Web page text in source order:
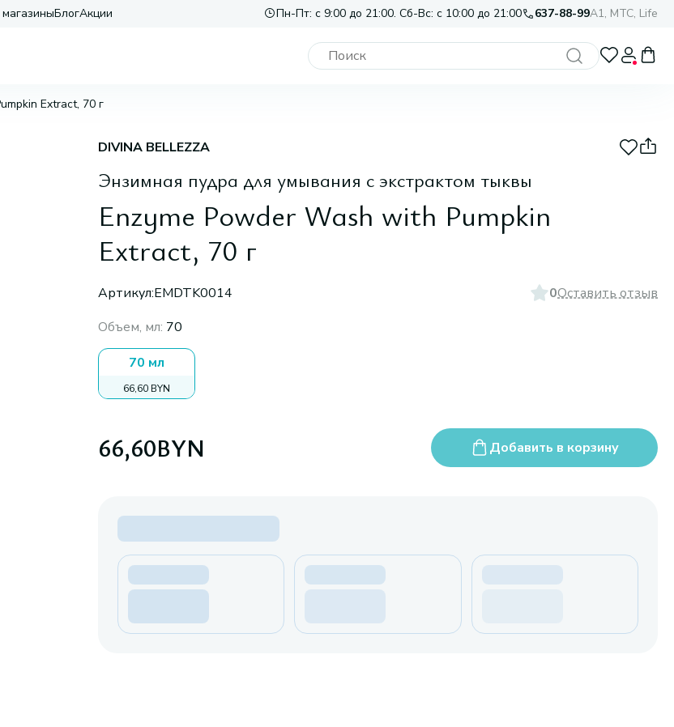
БлогАкции Пн-Пт: с 9:00 до 21:00. Сб-Вс: с 10:00 до 21:00 637-88-99A1, МТС, Life
Extract, 70 г
DIVINA BELLEZZA
Энзимная пудра для умывания с экстрактом тыквы
Enzyme Powder Wash with Pumpkin
Extract, 70 г
Артикул:EMDTK0014 0Оставить отзыв
Объем, мл: 70
70 мл
66,60 BYN
66,60BYN Добавить в корзину